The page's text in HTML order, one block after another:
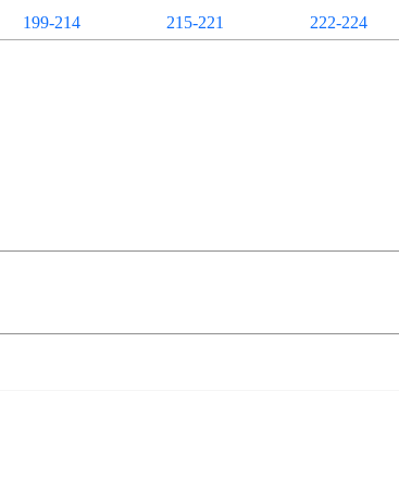
199-214 215-221 222-224